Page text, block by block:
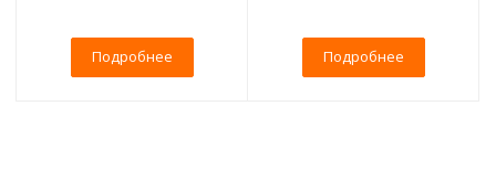
Подробнее Подробнее